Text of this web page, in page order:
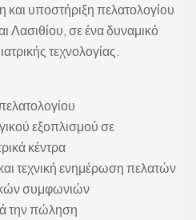
υποστήριξη πελατολογίου
Λασιθίου, σε ένα δυναμικό
τεχνολογίας.
εξοπλισμού σε
κέντρα
τεχνική ενημέρωση πελατών
συμφωνιών
την πώληση